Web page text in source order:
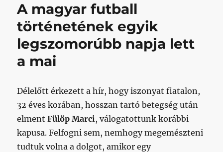
A magyar futball
történetének egyik
legszomorúbb napja lett
a mai
Délelőtt érkezett a hír, hogy iszonyat fiatalon,
32 éves korában, hosszan tartó betegség után
elmentFülöp Marci, válogatottunk korábbi
kapusa. Felfogni sem, nemhogy megemészteni
tudtuk volna a dolgot, amikor egy